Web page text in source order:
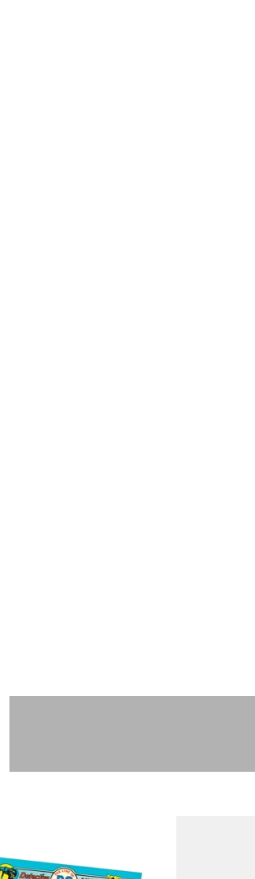
Batman Comics